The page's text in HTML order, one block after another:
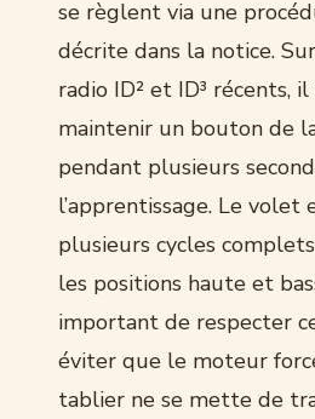
se règlent via une
décrite dans la notice.
radio ID² et ID³ récents,
maintenir un bouton de
pendant plusieurs
l’apprentissage. Le volet
plusieurs cycles
les positions haute et
important de respecter
éviter que le moteur
tablier ne se mette de